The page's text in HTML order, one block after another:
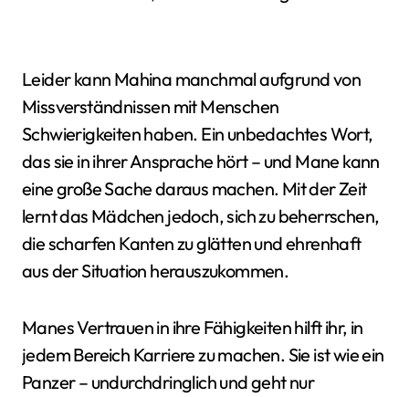
Leider kann Mahina manchmal aufgrund von
Missverständnissen mit Menschen
Schwierigkeiten haben. Ein unbedachtes Wort,
das sie in ihrer Ansprache hört – und Mane kann
eine große Sache daraus machen. Mit der Zeit
lernt das Mädchen jedoch, sich zu beherrschen,
die scharfen Kanten zu glätten und ehrenhaft
aus der Situation herauszukommen.
Manes Vertrauen in ihre Fähigkeiten hilft ihr, in
jedem Bereich Karriere zu machen. Sie ist wie ein
Panzer – undurchdringlich und geht nur